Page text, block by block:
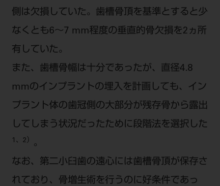
側は欠損していた。歯槽骨頂を基準とすると少
なくとも6〜7 mm程度の垂直的骨欠損を2ヵ所
有していた。
また、歯槽骨幅は十分であったが、直径4.8
mmのインプラントの埋入を計画しても、イン
プラント体の歯冠側の大部分が残存骨から露出
してしまう状況だったために段階法を選択した
1、2）
。
なお、第二小臼歯の遠心には歯槽骨頂が保存さ
れており、骨増生術を行うのに好条件であっ